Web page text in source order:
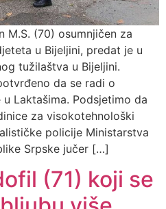
M.S. (70) osumnjičen za
u Bijeljini, predat je u
tužilaštva u Bijeljini.
da se radi o
Laktašima. Podsjetimo da
za visokotehnološki
policije Ministarstva
Srpske jučer […]
(71) koji se